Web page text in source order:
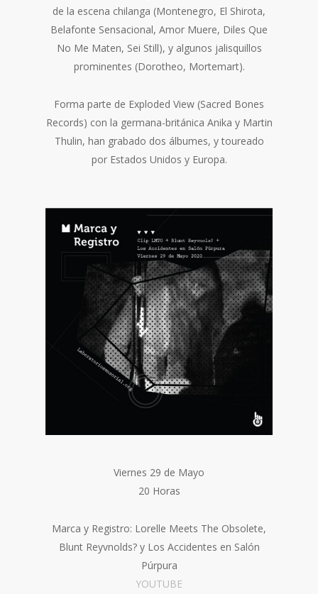
de la escena chilanga (Montenegro, El Shirota,
Belafonte Sensacional, Amor Muere, Diles Que
No Me Maten, Sei Still), y algunos jalisquillos
prominentes (Dorotheo, Mortemart).
Forma parte de Exploded View (Sacred Bones
Records) con la germana-británica Anika y Martin
Thulin, han grabado dos álbumes, y toureado
por Estados Unidos y Europa.
Viernes 29 de Mayo
20 Horas
Marca y Registro: Lorelle Meets The Obsolete,
Blunt Reyvnolds? y Los Accidentes en Salón
Púrpura
YOUTUBE